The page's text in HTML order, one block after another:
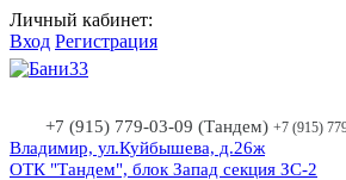
Личный кабинет:
Вход Регистрация
+7 (915) 779-03-09 (Тандем) +7 (915)
Владимир, ул.Куйбышева, д.26ж
ОТК "Тандем", блок Запад секция ЗС-2